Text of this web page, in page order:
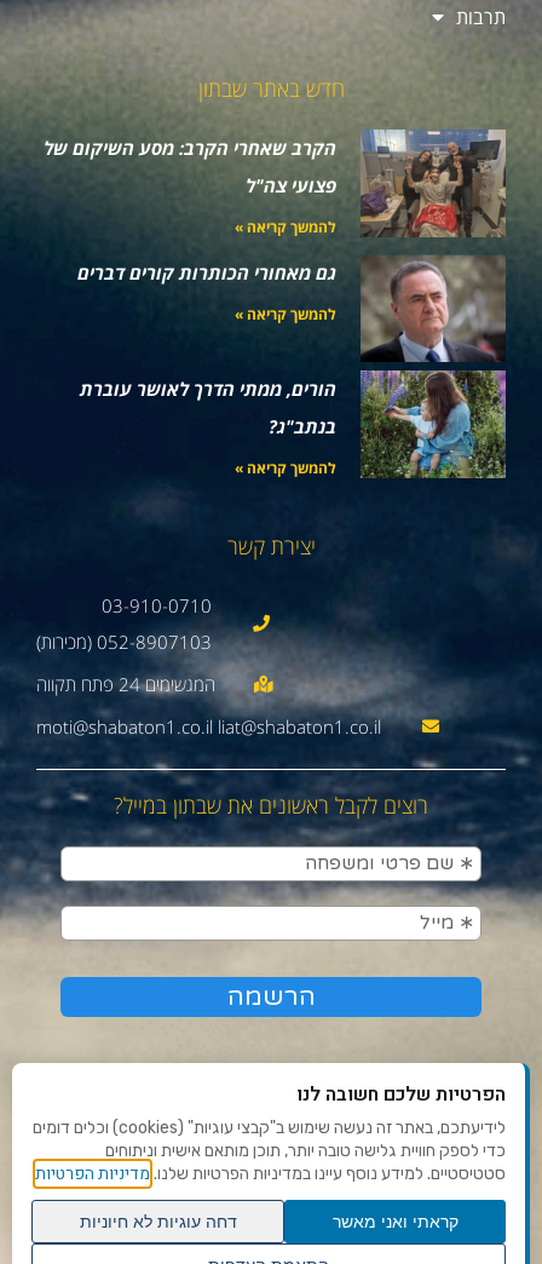
תרבות
חדש באתר שבתון
הקרב שאחרי הקרב: מסע השיקום של
פצועי צה"ל
להמשך קריאה »
גם מאחורי הכותרות קורים דברים
להמשך קריאה »
הורים, ממתי הדרך לאושר עוברת
בנתב"ג?
להמשך קריאה »
יצירת קשר
03-910-0710
052-8907103 (מכירות)
moti@shabaton1.co.il liat@shabaton1.co.il
רוצים לקבל ראשונים את שבתון במייל?
תנאי שימוש ומדיניות פרטיות
פנו אלינו
הצהרת נגישות
הפרטיות שלכם חשובה לנו
לידיעתכם, באתר זה נעשה שימוש ב"קבצי עוגיות" (cookies) וכלים דומים
כדי לספק חוויית גלישה טובה יותר, תוכן מותאם אישית וניתוחים
סטטיסטיים. למידע נוסף עיינו במדיניות הפרטיות שלנו. מדיניות הפרטיות
קראתי ואני מאשר
דחה עוגיות לא חיוניות